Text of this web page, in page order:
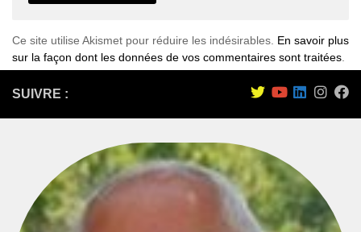
Ce site utilise Akismet pour réduire les indésirables. En savoir plus
sur la façon dont les données de vos commentaires sont traitées
SUIVRE :